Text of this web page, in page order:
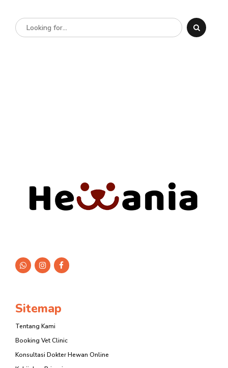
Sitemap
Tentang Kami
Booking Vet Clinic
Konsultasi Dokter Hewan Online